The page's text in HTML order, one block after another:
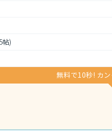
帖)
無料で10秒! カ